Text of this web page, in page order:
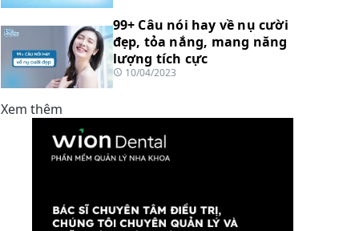
99+ Câu nói hay về nụ cười
đẹp, tỏa nắng, mang năng
lượng tích cực
10/04/2023
Xem thêm